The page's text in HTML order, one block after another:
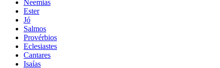
Neemias
Ester
Jó
Salmos
Provérbios
Eclesiastes
Cantares
Isaías